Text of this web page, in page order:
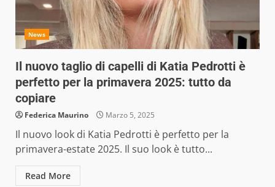
News
Il nuovo taglio di capelli di Katia Pedrotti è
perfetto per la primavera 2025: tutto da
copiare
Federica Maurino Marzo 5, 2025
Il nuovo look di Katia Pedrotti è perfetto per la
primavera-estate 2025. Il suo look è tutto...
Read More